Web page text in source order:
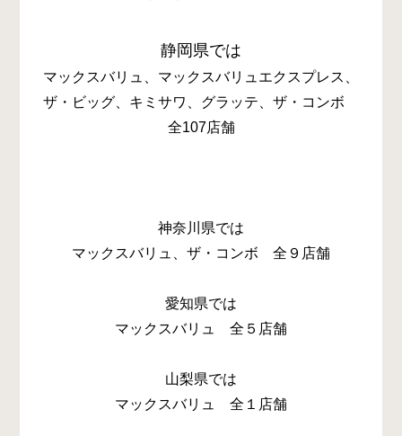
静岡県では
マックスバリュ、マックスバリュエクスプレス、
ザ・ビッグ、キミサワ、グラッテ、ザ・コンボ
全107店舗
神奈川県では
マックスバリュ、ザ・コンボ 全９店舗
愛知県では
マックスバリュ 全５店舗
山梨県では
マックスバリュ 全１店舗